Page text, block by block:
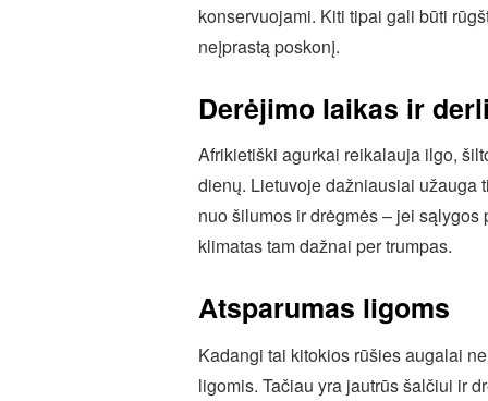
konservuojami. Kiti tipai gali būti
neįprastą poskonį.
Derėjimo laikas ir
Afrikietiški agurkai reikalauja ilgo,
dienų. Lietuvoje dažniausiai užauga
nuo šilumos ir drėgmės – jei
klimatas tam dažnai per trumpas.
Atsparumas ligoms
Kadangi tai kitokios rūšies augalai
ligomis. Tačiau yra jautrūs šalčiui ir